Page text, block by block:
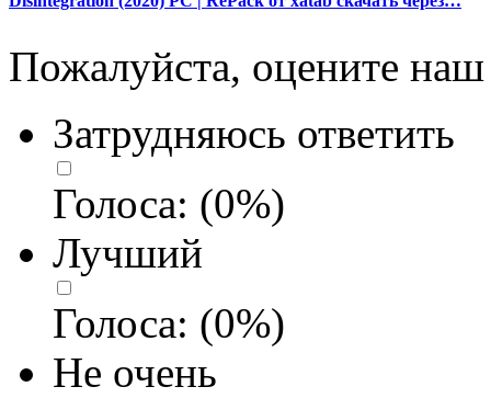
Пожалуйста, оцените наш
Затрудняюсь ответить
Голоса: (0%)
Лучший
Голоса: (0%)
Не очень